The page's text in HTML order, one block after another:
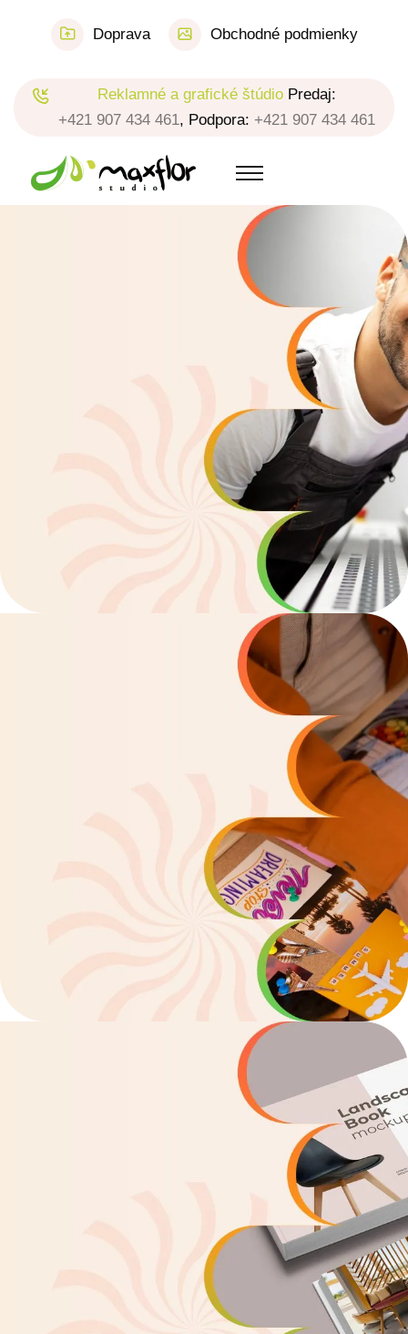
Doprava Obchodné podmienky
Reklamné a grafické štúdio Predaj:
+421 907 434 461, Podpora: +421 907 434 461